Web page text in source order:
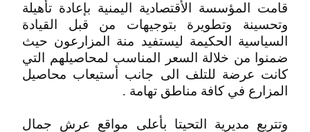
قامت المؤسسة الأقتصادية اليمنية بإعادة تأهيلة
وتحسينة وتطويرة بتوجيهات من قبل القيادة
السياسية الحكيمة ليستفيد منة المزارعون حيث
ضمنوا من خلالة السعر المناسب لمحاصيلهم التي
كانت عرضة للتلف الى جانب أستيعاب محاصيل
المزارع في كافة مناطق تهامة .
وتتربع مديرية التحيتا بأعلى مواقع عرش جمال